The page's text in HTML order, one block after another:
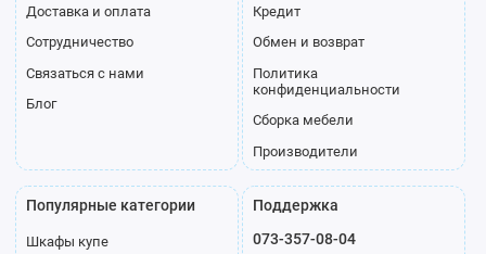
Доставка и оплата
Сотрудничество
Связаться с нами
Блог
Кредит
Обмен и возврат
Политика
конфиденциальности
Сборка мебели
Производители
Популярные категории
Шкафы купе
Поддержка
073-357-08-04